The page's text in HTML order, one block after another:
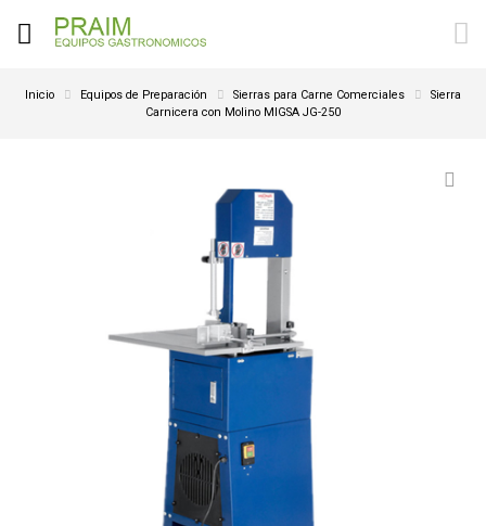
Inicio Equipos de Preparación Sierras para Carne Comerciales
Sierra
Carnicera con Molino MIGSA JG-250